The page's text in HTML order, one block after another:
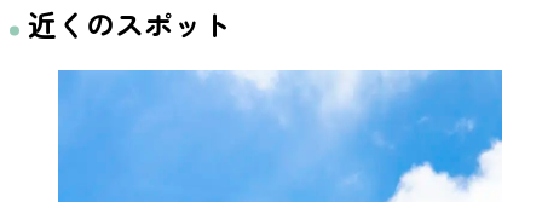
観光マップ
サイト利用規約
プライバシーポリシー
せんだい旅日和 X
せんだい旅日和 Facebook
仙台旅先体験コレクション Facebook
仙台旅先体験コレクション Instagaram
近くのスポット